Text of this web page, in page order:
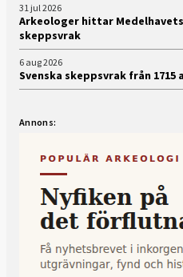
31 jul 2026
Arkeologer hittar
skeppsvrak
6 aug 2026
Svenska skeppsvrak från
Annons: